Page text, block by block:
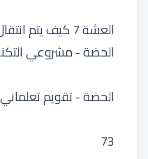
العشة 7 كيف يتم
الحضة - مشروعي
الحضة - تقويم تعلماني. الحشة 10 -
73